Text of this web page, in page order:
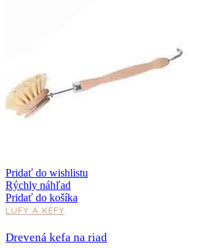
Pridať do wishlistu
Rýchly náhľad
Pridať do košíka
LUFY A KEFY
Drevená kefa na riad